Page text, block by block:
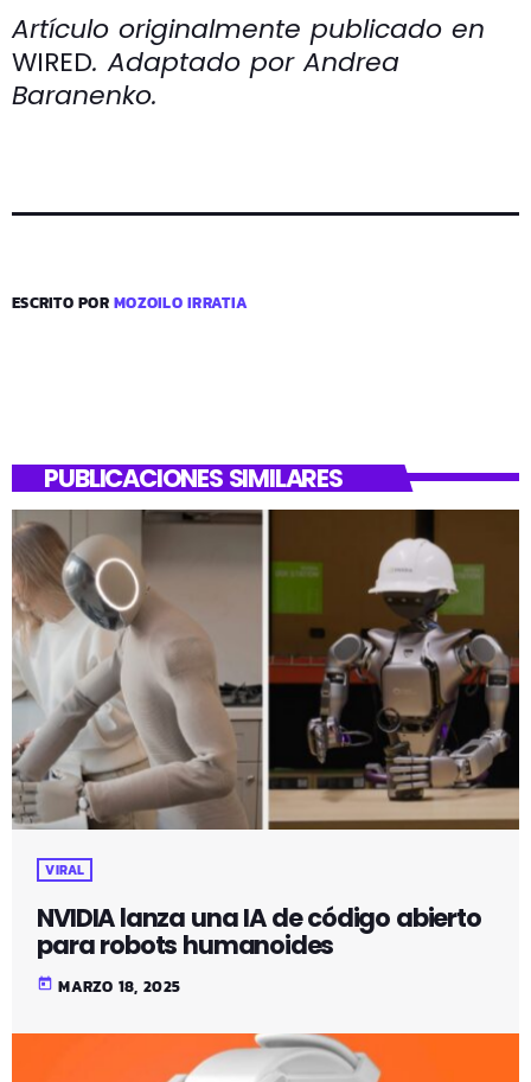
Artículo originalmente publicado en
WIRED. Adaptado por Andrea
Baranenko.
ESCRITO PORMOZOILO IRRATIA
PUBLICACIONES SIMILARES
VIRAL
NVIDIA lanza una IA de código abierto
para robots humanoides
today MARZO 18, 2025